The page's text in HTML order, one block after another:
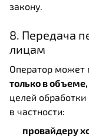
закону.
8. Передача
лицам
Оператор может
только в
целей
в частности:
провайдеру